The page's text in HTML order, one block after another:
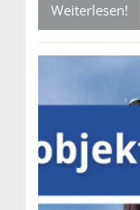
Weiterlesen!